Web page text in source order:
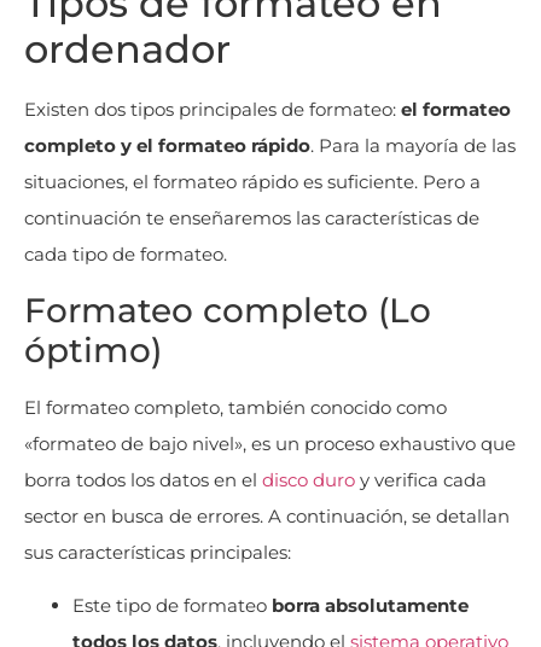
ordenador
Existen dos tipos principales de formateo: el formateo
completo y el formateo rápido. Para la mayoría de las
situaciones, el formateo rápido es suficiente. Pero a
continuación te enseñaremos las características de
cada tipo de formateo.
Formateo completo (Lo
óptimo)
El formateo completo, también conocido como
«formateo de bajo nivel», es un proceso exhaustivo que
borra todos los datos en el disco duro y verifica cada
sector en busca de errores. A continuación, se detallan
sus características principales:
Este tipo de formateo borra absolutamente
todos los datos, incluyendo el sistema operativo